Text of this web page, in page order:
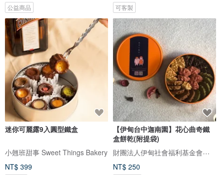
公益商品 可客製
迷你可麗露9入圓型鐵盒
小翹班甜事 Sweet Things Bakery
NT$ 399
【伊甸台中迦南園】花心曲奇鐵
盒餅乾(附提袋)
財團法人伊甸社會福利基金會附設台中市迦南園烘焙庇護工場
NT$ 250